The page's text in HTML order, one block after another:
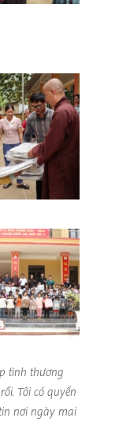
tình thương
Tôi có quyền
nơi ngày mai